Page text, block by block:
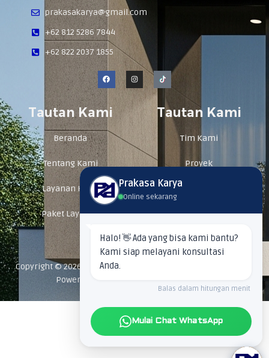
Prakasa Karya
Online sekarang
Halo! 👋 Ada yang bisa kami bantu?
Kami siap melayani konsultasi
Anda.
Balas dalam hitungan menit
Mulai Chat WhatsApp
prakasakarya@gmail.com
+62 812 5286 7844
+62 822 2037 1855
a
c
o
o
k
n
s
t
a
Tautan Kami
Beranda
Tentang Kami
Layanan Kami
Paket Layanan
Tautan Kami
Tim Kami
Proyek
Kontak Kami
FAQ
Copyright © 2026 Jasa Konstruksi dan Interior Prakasa Karya |
Powered by PT. Prakasa Karya Nusantara